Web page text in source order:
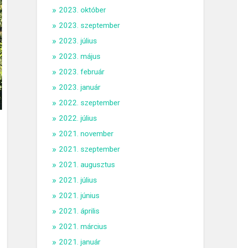
2023. október
2023. szeptember
2023. július
2023. május
2023. február
2023. január
2022. szeptember
2022. július
2021. november
2021. szeptember
2021. augusztus
2021. július
2021. június
2021. április
2021. március
2021. január